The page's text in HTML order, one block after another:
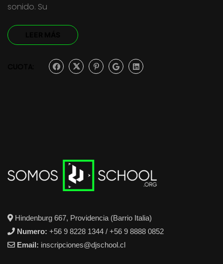
sonido. Su
Hindenburg 667, Providencia (Barrio Italia)
Numero: +56 9 8228 1344 / +56 9 8888 0852
Email: inscripciones@djschool.cl